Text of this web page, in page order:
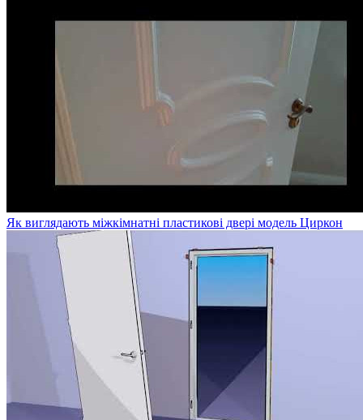
Як виглядають міжкімнатні пластикові двері модель Циркон